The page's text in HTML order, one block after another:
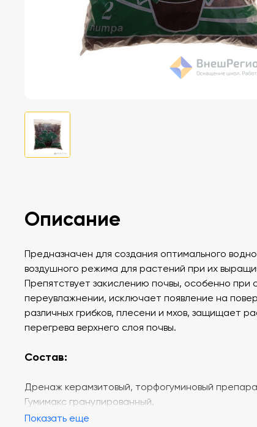
Описание
Предназначен для создания оптимального
воздушного режима для растений при их
Препятствует закислению почвы, особенно при
переувлажнении, исключает появление на
различных грибков, плесени и мхов, защищает
перегрева верхнего слоя почвы.
Состав:
Дренаж керамзитовый, торфогуминовый
Гумимакс гранулированный.
Показать еще